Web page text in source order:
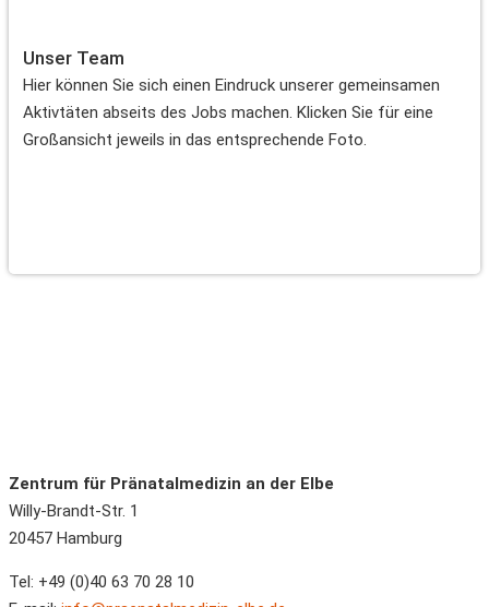
Unser Team
Hier können Sie sich einen Eindruck unserer gemeinsamen
Aktivtäten abseits des Jobs machen. Klicken Sie für eine
Großansicht jeweils in das entsprechende Foto.
Zentrum für Pränatalmedizin an der Elbe
Willy-Brandt-Str. 1
20457 Hamburg
Tel: +49 (0)40 63 70 28 10